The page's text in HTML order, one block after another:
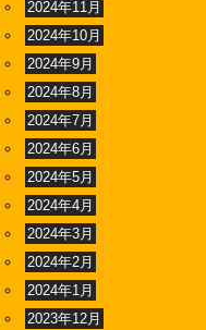
2024年11月
2024年10月
2024年9月
2024年8月
2024年7月
2024年6月
2024年5月
2024年4月
2024年3月
2024年2月
2024年1月
2023年12月